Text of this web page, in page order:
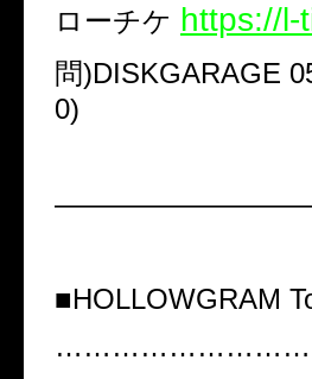
ローチケ https://l-
問)DISKGARAGE
0)
■​HOLLOWGRAM